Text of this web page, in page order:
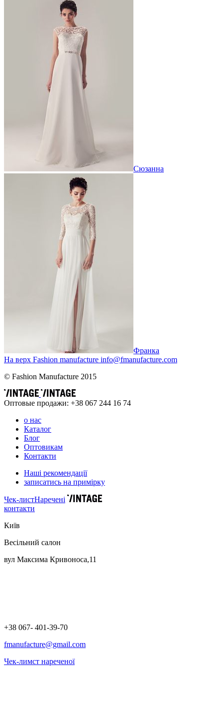
Сюзанна
Франка
На верх Fashion manufacture info@fmanufacture.com
© Fashion Manufacture 2015
Оптовые продажи: +38 067 244 16 74
о нас
Каталог
Блог
Оптовикам
Контакти
Наші рекомендації
записатись на примірку
Чек-листНаречені
контакти
Київ
Весільний салон
вул Максима Кривоноса,11
+38 067- 401-39-70
fmanufacture@gmail.com
Чек-лимст нареченої